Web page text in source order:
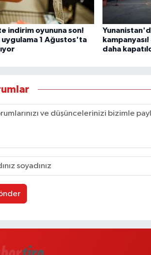
indirim oyununa son!
uygulama 1 Ağustos'ta
daha